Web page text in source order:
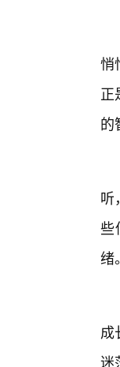
悄
正
的
听
些
绪
成
迷